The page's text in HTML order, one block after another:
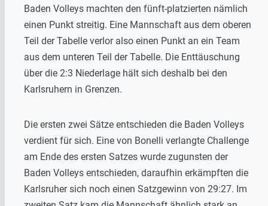
Baden Volleys machten den fünft-platzierten nämlich
einen Punkt streitig. Eine Mannschaft aus dem oberen
Teil der Tabelle verlor also einen Punkt an ein Team
aus dem unteren Teil der Tabelle. Die Enttäuschung
über die 2:3 Niederlage hält sich deshalb bei den
Karlsruhern in Grenzen.
Die ersten zwei Sätze entschieden die Baden Volleys
verdient für sich. Eine von Bonelli verlangte Challenge
am Ende des ersten Satzes wurde zugunsten der
Baden Volleys entschieden, daraufhin erkämpften die
Karlsruher sich noch einen Satzgewinn von 29:27. Im